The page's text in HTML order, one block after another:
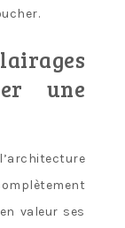
une
valeur ses